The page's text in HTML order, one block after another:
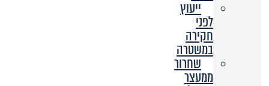
ייעוץ
לפני
חקירה
במשטרה
שחרור
ממעצר